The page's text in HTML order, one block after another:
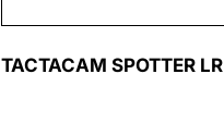
TACTACAM SPOTTER LR